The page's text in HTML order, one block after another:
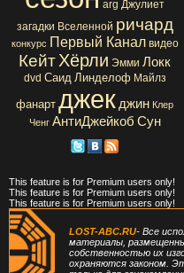
arg Джулиет
загадки Вселенной ричард
конкурс Первый Канал видео
КейтХёрли Эмми Локк
dvd Саид Линделоф Майлз
фанарт джек джин Клер
Ченг АнтиДжейкоб Сун
This feature is for Premium users only!
This feature is for Premium users only!
This feature is for Premium users only!
LOST-ABC.RU- Все
материалы,
собственностью их
охраняются законом.